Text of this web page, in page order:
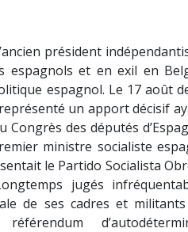
président
espagnols et en exil en
espagnol. Le 17 août
un apport décisif
des députés
ministre socialiste
le Partido Socialista
jugés
de ses cadres et